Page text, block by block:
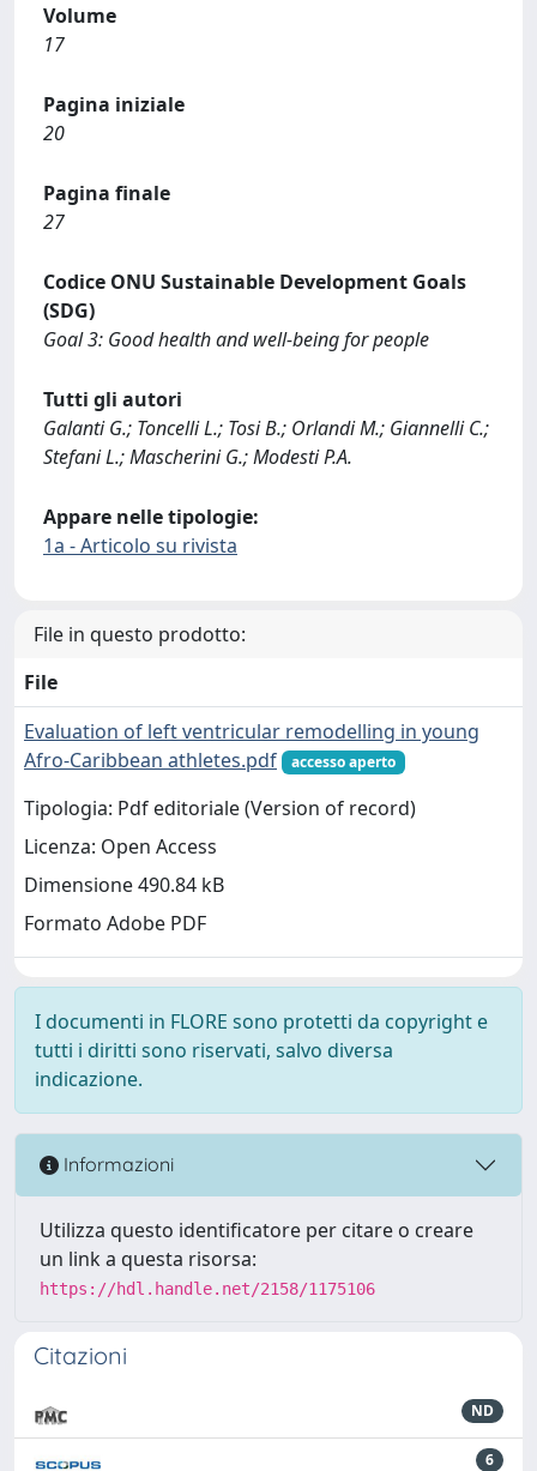
Volume
17
Pagina iniziale
20
Pagina finale
27
Codice ONU Sustainable Development Goals
(SDG)
Goal 3: Good health and well-being for people
Tutti gli autori
Galanti G.; Toncelli L.; Tosi B.; Orlandi M.; Giannelli C.;
Stefani L.; Mascherini G.; Modesti P.A.
Appare nelle tipologie:
1a - Articolo su rivista
File in questo prodotto:
File
Evaluation of left ventricular remodelling in young
Afro-Caribbean athletes.pdf
accesso aperto
Tipologia: Pdf editoriale (Version of record)
Licenza: Open Access
Dimensione 490.84 kB
Formato Adobe PDF
I documenti in FLORE sono protetti da copyright e
tutti i diritti sono riservati, salvo diversa
indicazione.
Informazioni
Utilizza questo identificatore per citare o creare
un link a questa risorsa:
https://hdl.handle.net/2158/1175106
Citazioni
ND
6